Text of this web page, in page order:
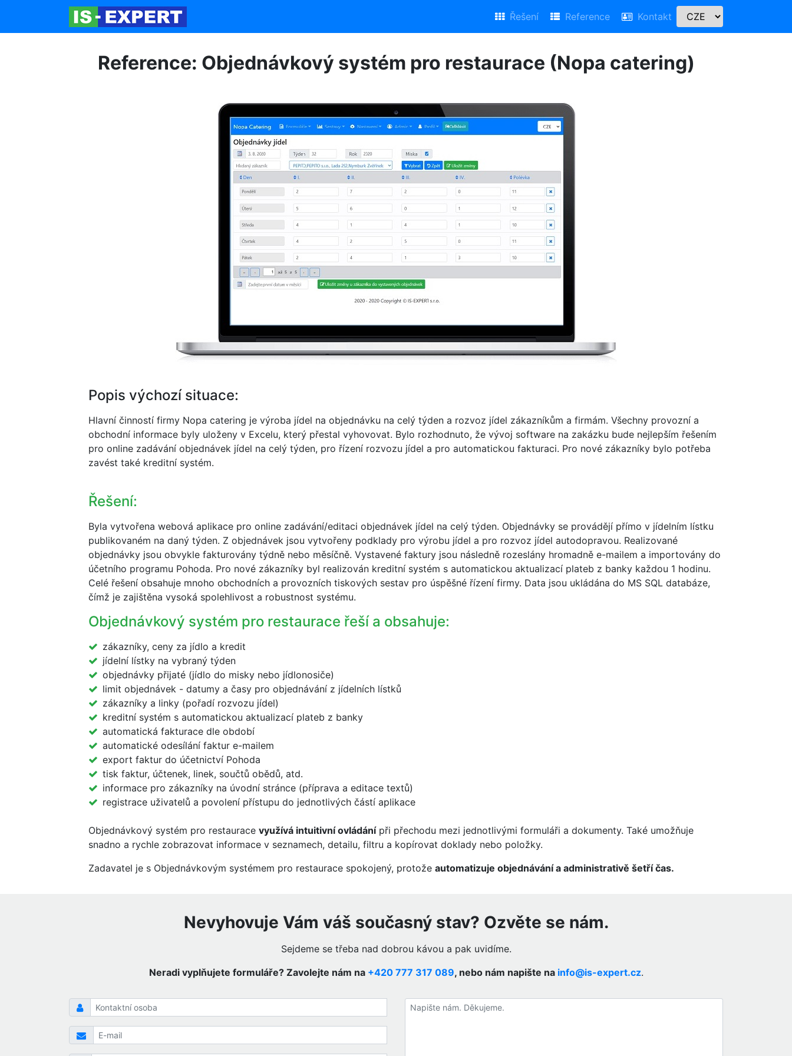
Řešení Reference Kontakt
Reference: Objednávkový systém pro restaurace (Nopa catering)
Popis výchozí situace:
Hlavní činností firmy Nopa catering je výroba jídel na objednávku na celý týden a rozvoz jídel zákazníkům a firmám. Všechny provozní a
obchodní informace byly uloženy v Excelu, který přestal vyhovovat. Bylo rozhodnuto, že vývoj software na zakázku bude nejlepším řešením
pro online zadávání objednávek jídel na celý týden, pro řízení rozvozu jídel a pro automatickou fakturaci. Pro nové zákazníky bylo potřeba
zavést také kreditní systém.
Řešení:
Byla vytvořena webová aplikace pro online zadávání/editaci objednávek jídel na celý týden. Objednávky se provádějí přímo v jídelním lístku
publikovaném na daný týden. Z objednávek jsou vytvořeny podklady pro výrobu jídel a pro rozvoz jídel autodopravou. Realizované
objednávky jsou obvykle fakturovány týdně nebo měsíčně. Vystavené faktury jsou následně rozeslány hromadně e-mailem a importovány do
účetního programu Pohoda. Pro nové zákazníky byl realizován kreditní systém s automatickou aktualizací plateb z banky každou 1 hodinu.
Celé řešení obsahuje mnoho obchodních a provozních tiskových sestav pro úspěšné řízení firmy. Data jsou ukládána do MS SQL databáze,
čímž je zajištěna vysoká spolehlivost a robustnost systému.
Objednávkový systém pro restaurace řeší a obsahuje:
zákazníky, ceny za jídlo a kredit
jídelní lístky na vybraný týden
objednávky přijaté (jídlo do misky nebo jídlonosiče)
limit objednávek - datumy a časy pro objednávání z jídelních lístků
zákazníky a linky (pořadí rozvozu jídel)
kreditní systém s automatickou aktualizací plateb z banky
automatická fakturace dle období
automatické odesílání faktur e-mailem
export faktur do účetnictví Pohoda
tisk faktur, účtenek, linek, součtů obědů, atd.
informace pro zákazníky na úvodní stránce (příprava a editace textů)
registrace uživatelů a povolení přístupu do jednotlivých částí aplikace
Objednávkový systém pro restaurace využívá intuitivní ovládánípři přechodu mezi jednotlivými formuláři a dokumenty. Také umožňuje
snadno a rychle zobrazovat informace v seznamech, detailu, filtru a kopírovat doklady nebo položky.
Zadavatel je s Objednávkovým systémem pro restaurace spokojený, protože automatizuje objednávání a administrativě šetří čas.
Nevyhovuje Vám váš současný stav? Ozvěte se nám.
Sejdeme se třeba nad dobrou kávou a pak uvidíme.
Neradi vyplňujete formuláře? Zavolejte nám na +420 777 317 089, nebo nám napište na info@is-expert.cz.